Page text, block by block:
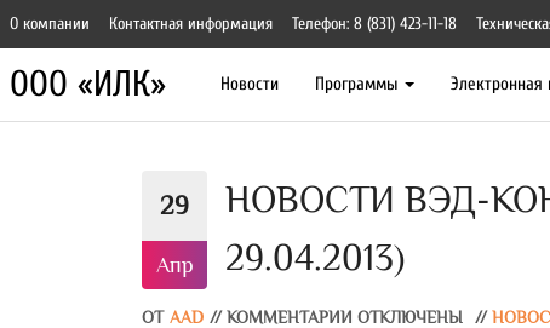
О компании Контактная информация Телефон: 8 (831) 423-11-18
ООО «ИЛК» Новости Программы Электронная
29
Апр
НОВОСТИ ВЭД-
29.04.2013)
ОТ AAD // КОММЕНТАРИИ ОТКЛЮЧЕНЫ //